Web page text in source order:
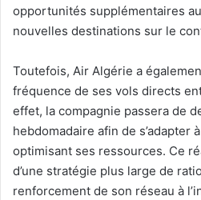
opportunités supplémentaires
nouvelles destinations sur le
Toutefois, Air Algérie a
fréquence de ses vols directs
effet, la compagnie passera de
hebdomadaire afin de s’adapter
optimisant ses ressources. Ce
d’une stratégie plus large de
renforcement de son réseau à